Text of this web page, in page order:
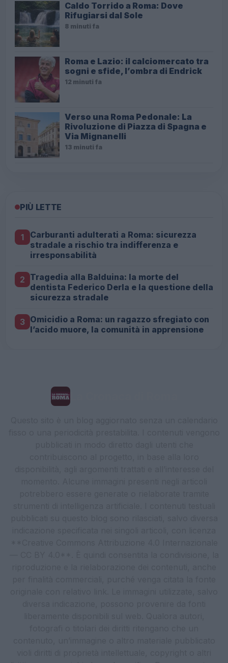
Caldo Torrido a Roma: Dove
Rifugiarsi dal Sole
8 minuti fa
Roma e Lazio: il calciomercato tra
sogni e sfide, l’ombra di Endrick
12 minuti fa
Verso una Roma Pedonale: La
Rivoluzione di Piazza di Spagna e
Via Mignanelli
13 minuti fa
PIÙ LETTE
1
Carburanti adulterati a Roma: sicurezza
stradale a rischio tra indifferenza e
irresponsabilità
2 Tragedia alla Balduina: la morte del
dentista Federico Derla e la questione della
sicurezza stradale
3 Omicidio a Roma: un ragazzo sfregiato con
l’acido muore, la comunità in apprensione